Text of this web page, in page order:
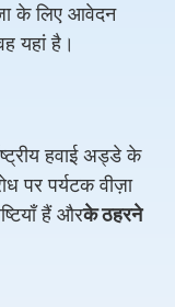
के लिए आवेदन
यहां है।
हवाई अड्डे के
पर पर्यटक वीज़ा
हैं औरके ठहरने